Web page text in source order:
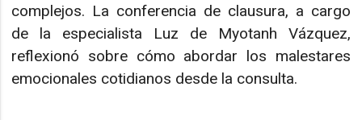
complejos. La conferencia de clausura, a cargo
de la especialista Luz de Myotanh Vázquez,
reflexionó sobre cómo abordar los malestares
emocionales cotidianos desde la consulta.